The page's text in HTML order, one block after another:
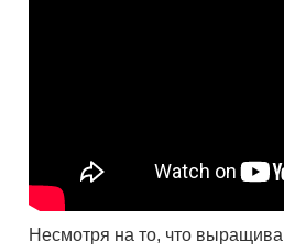
Несмотря на то, что